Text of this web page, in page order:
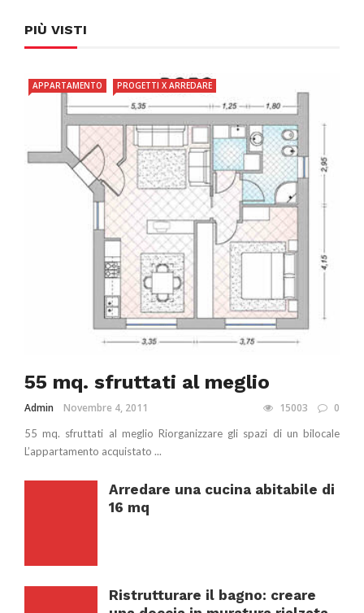
PIÙ VISTI
APPARTAMENTO PROGETTI X ARREDARE
55 mq. sfruttati al meglio
Admin Novembre 4, 2011 15003 0
55 mq. sfruttati al meglio Riorganizzare gli spazi di un bilocale
L’appartamento acquistato ...
Arredare una cucina abitabile di
16 mq
Ristrutturare il bagno: creare